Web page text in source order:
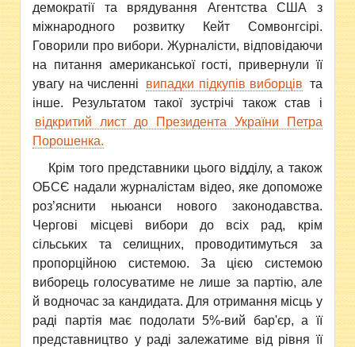
демократії та врядування Агентства США з
міжнародного розвитку Кейт Сомвонгсірі.
Говорили про вибори. Журналісти, відповідаючи
на питання американської гості, привернули її
увагу на численні
випадки підкупів виборців та
інше. Результатом такої зустрічі також став і
відкритий лист до Президента України Петра
Порошенка.
Крім того представники цього відділу, а також
ОБСЄ надали журналістам відео, яке допоможе
роз’яснити ньюанси нового законодавства.
Чергові місцеві вибори до всіх рад, крім
сільських та селищних, проводитимуться за
пропорційною системою. За цією системою
виборець голосуватиме не лише за партію, але
й водночас за кандидата. Для отримання місць у
раді партія має подолати 5%-вий бар'єр, а її
представництво у раді залежатиме від рівня її